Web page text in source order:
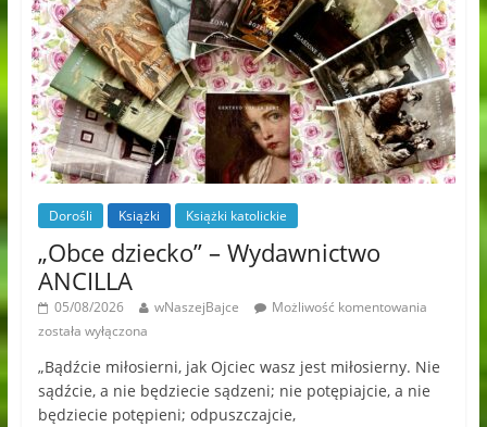
Dorośli Książki Książki katolickie
„Obce dziecko” – Wydawnictwo
ANCILLA
05/08/2026 wNaszejBajce
Możliwość komentowania
została wyłączona
„Bądźcie miłosierni, jak Ojciec wasz jest miłosierny. Nie
sądźcie, a nie będziecie sądzeni; nie potępiajcie, a nie
będziecie potępieni; odpuszczajcie,